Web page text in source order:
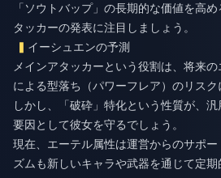
「ソウトバップ」の長期的な価値を高
タッカーの発表に注目しましょう。
イーシュエンの予測
メインアタッカーという役割は、将来
による型落ち（パワーフレア）のリスク
しかし、「破砕」特化という性質が、
要因として彼女を守るでしょう。
現在、エーテル属性は運営からのサポ
ズムも新しいキャラや武器を通じて定